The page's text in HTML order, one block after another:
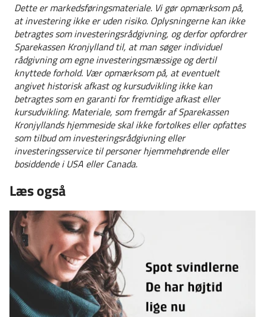
Dette er markedsføringsmateriale. Vi gør opmærksom på,
at investering ikke er uden risiko. Oplysningerne kan ikke
betragtes som investeringsrådgivning, og derfor opfordrer
Sparekassen Kronjylland til, at man søger individuel
rådgivning om egne investeringsmæssige og dertil
knyttede forhold. Vær opmærksom på, at eventuelt
angivet historisk afkast og kursudvikling ikke kan
betragtes som en garanti for fremtidige afkast eller
kursudvikling. Materiale, som fremgår af Sparekassen
Kronjyllands hjemmeside skal ikke fortolkes eller opfattes
som tilbud om investeringsrådgivning eller
investeringsservice til personer hjemmehørende eller
bosiddende i USA eller Canada.
Læs også